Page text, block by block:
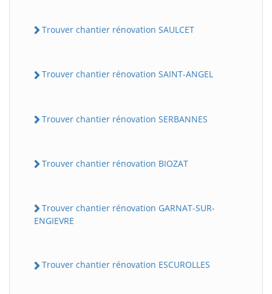
Trouver chantier rénovation SAULCET
Trouver chantier rénovation SAINT-ANGEL
Trouver chantier rénovation SERBANNES
Trouver chantier rénovation BIOZAT
Trouver chantier rénovation GARNAT-SUR-
ENGIEVRE
Trouver chantier rénovation ESCUROLLES
BatiWebPro